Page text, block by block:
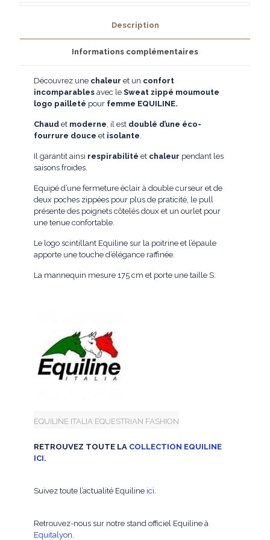
Description
Informations complémentaires
Découvrez une chaleur et un confort
incomparables avec leSweat zippé moumoute
logo pailleté pour femme EQUILINE.
Chaud et moderne, il est doublé d’une éco-
fourrure douce et isolante.
Il garantit ainsi respirabilité et chaleur pendant les
saisons froides.
Equipé d’une fermeture éclair à double curseur et de
deux poches zippées pour plus de praticité, le pull
présente des poignets côtelés doux et un ourlet pour
une tenue confortable.
Le logo scintillant Equiline sur la poitrine et l’épaule
apporte une touche d’élégance raffinée.
La mannequin mesure 175 cm et porte une taille S.
EQUILINE ITALIA EQUESTRIAN FASHION
RETROUVEZ TOUTE LA COLLECTION EQUILINE
ICI.
Suivez toute l’actualité Equiline ici.
Retrouvez-nous sur notre stand officiel Equiline à
Equitalyon.